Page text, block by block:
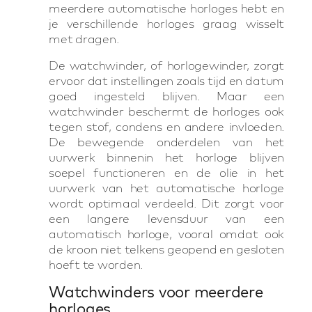
meerdere automatische horloges hebt en
je verschillende horloges graag wisselt
met dragen.
De watchwinder, of horlogewinder, zorgt
ervoor dat instellingen zoals tijd en datum
goed ingesteld blijven. Maar een
watchwinder beschermt de horloges ook
tegen stof, condens en andere invloeden.
De bewegende onderdelen van het
uurwerk binnenin het horloge blijven
soepel functioneren en de olie in het
uurwerk van het automatische horloge
wordt optimaal verdeeld. Dit zorgt voor
een langere levensduur van een
automatisch horloge, vooral omdat ook
de kroon niet telkens geopend en gesloten
hoeft te worden.
Watchwinders voor meerdere